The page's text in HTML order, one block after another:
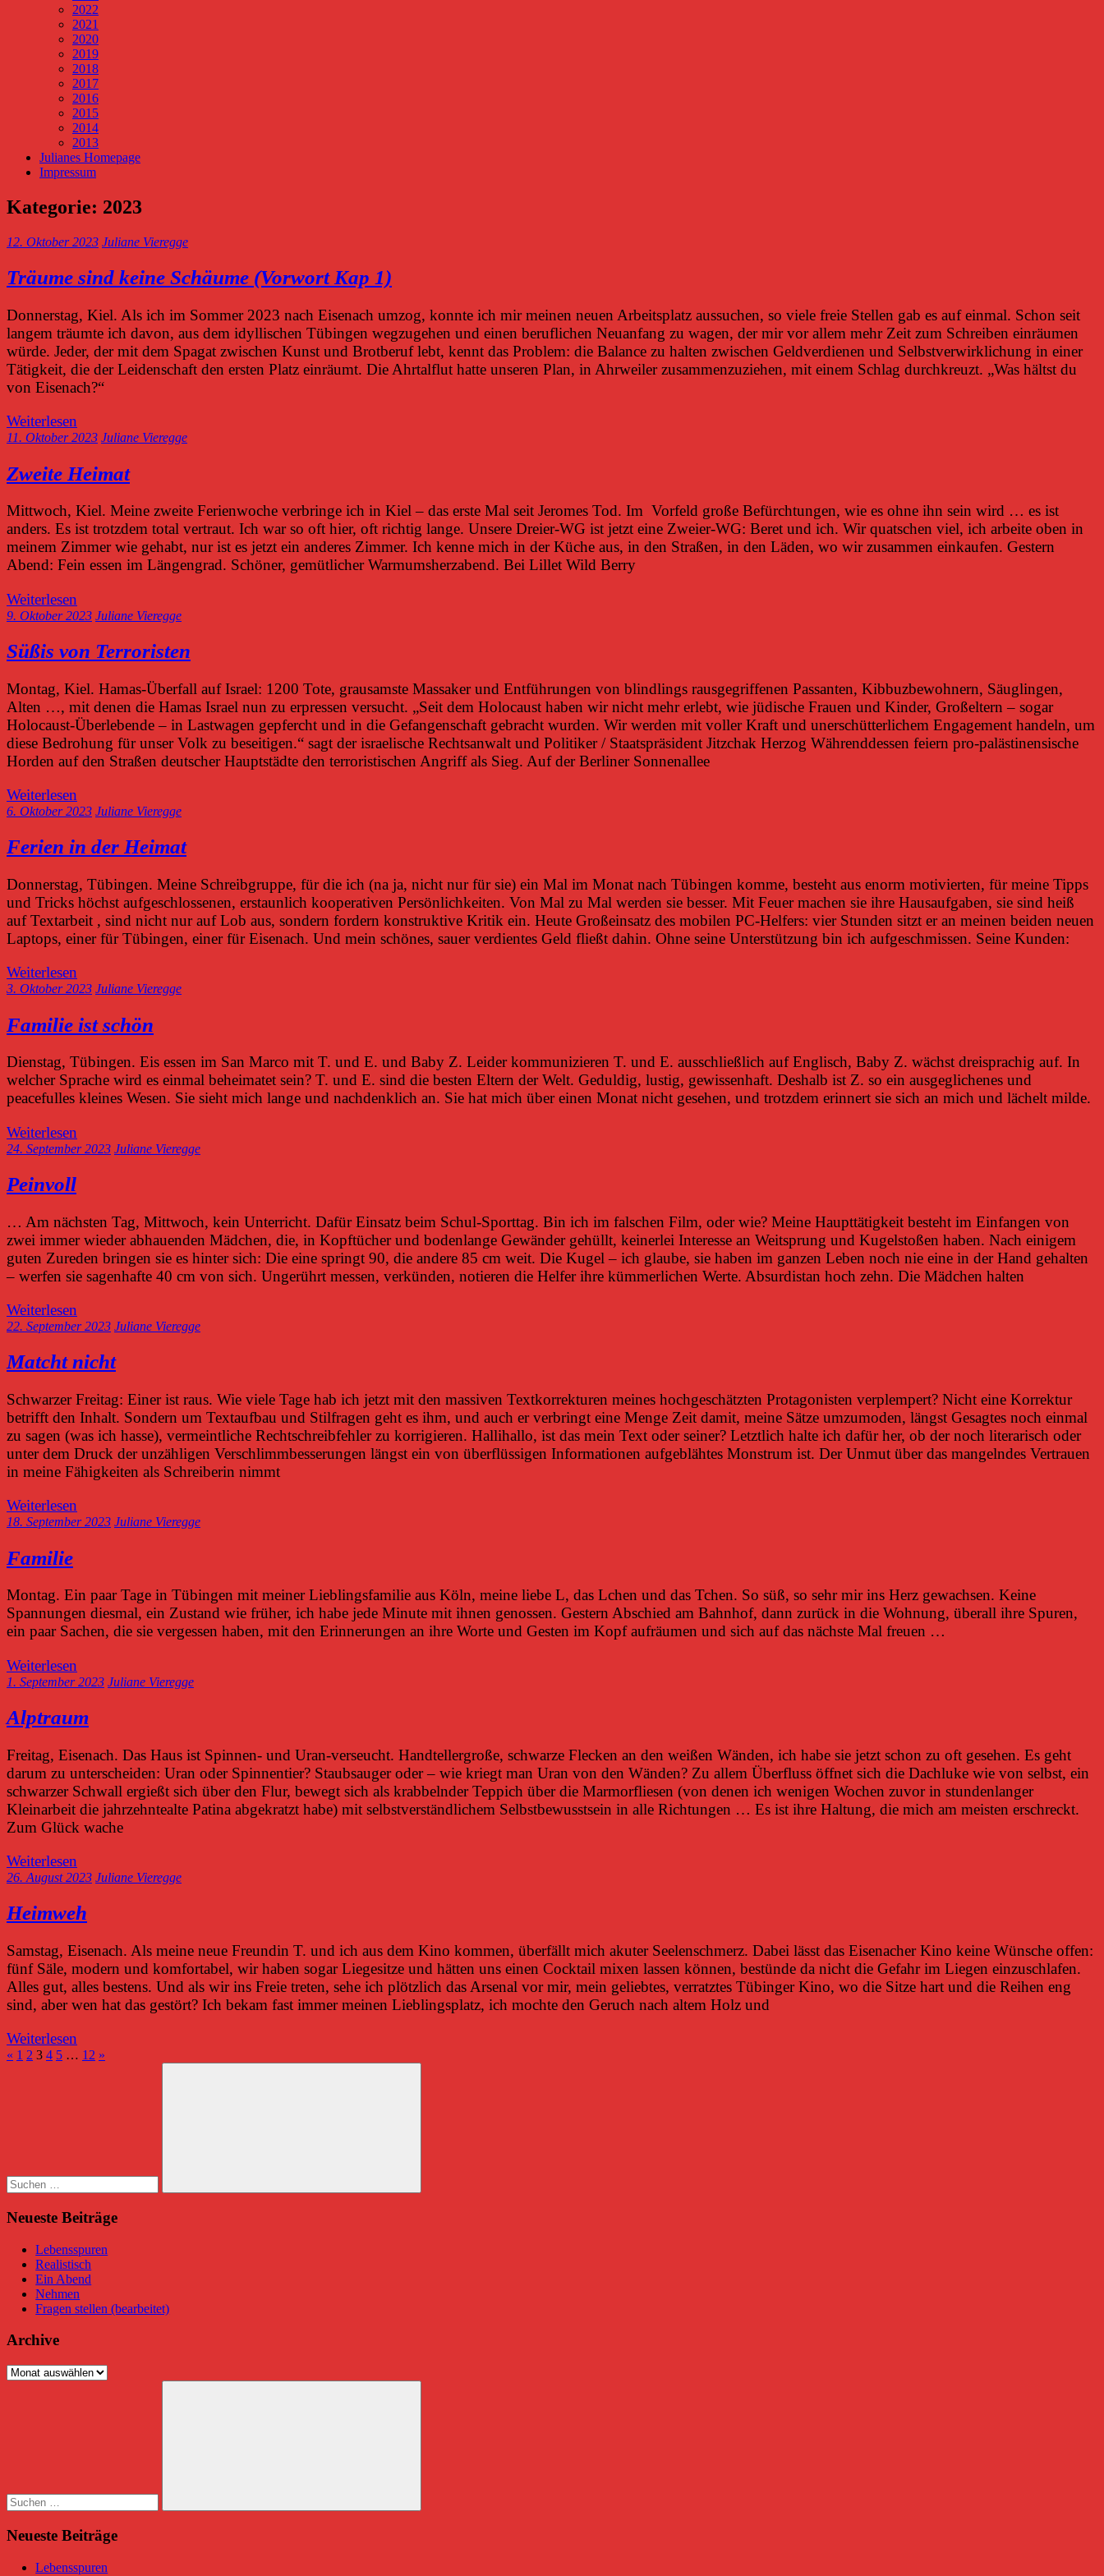
2022
2021
2020
2019
2018
2017
2016
2015
2014
2013
Julianes Homepage
Impressum
Kategorie: 2023
12. Oktober 2023 Juliane Vieregge
Träume sind keine Schäume (Vorwort Kap 1)
Donnerstag, Kiel. Als ich im Sommer 2023 nach Eisenach umzog, konnte ich mir meinen neuen Arbeitsplatz aussuchen, so viele freie Stellen gab es auf einmal. Schon seit
langem träumte ich davon, aus dem idyllischen Tübingen wegzugehen und einen beruflichen Neuanfang zu wagen, der mir vor allem mehr Zeit zum Schreiben einräumen
würde. Jeder, der mit dem Spagat zwischen Kunst und Brotberuf lebt, kennt das Problem: die Balance zu halten zwischen Geldverdienen und Selbstverwirklichung in einer
Tätigkeit, die der Leidenschaft den ersten Platz einräumt. Die Ahrtalflut hatte unseren Plan, in Ahrweiler zusammenzuziehen, mit einem Schlag durchkreuzt. „Was hältst du
von Eisenach?“
Weiterlesen
11. Oktober 2023 Juliane Vieregge
Zweite Heimat
Mittwoch, Kiel. Meine zweite Ferienwoche verbringe ich in Kiel – das erste Mal seit Jeromes Tod. Im Vorfeld große Befürchtungen, wie es ohne ihn sein wird … es ist
anders. Es ist trotzdem total vertraut. Ich war so oft hier, oft richtig lange. Unsere Dreier-WG ist jetzt eine Zweier-WG: Beret und ich. Wir quatschen viel, ich arbeite oben in
meinem Zimmer wie gehabt, nur ist es jetzt ein anderes Zimmer. Ich kenne mich in der Küche aus, in den Straßen, in den Läden, wo wir zusammen einkaufen. Gestern
Abend: Fein essen im Längengrad. Schöner, gemütlicher Warmumsherzabend. Bei Lillet Wild Berry
Weiterlesen
9. Oktober 2023 Juliane Vieregge
Süßis von Terroristen
Montag, Kiel. Hamas-Überfall auf Israel: 1200 Tote, grausamste Massaker und Entführungen von blindlings rausgegriffenen Passanten, Kibbuzbewohnern, Säuglingen,
Alten …, mit denen die Hamas Israel nun zu erpressen versucht. „Seit dem Holocaust haben wir nicht mehr erlebt, wie jüdische Frauen und Kinder, Großeltern – sogar
Holocaust-Überlebende – in Lastwagen gepfercht und in die Gefangenschaft gebracht wurden. Wir werden mit voller Kraft und unerschütterlichem Engagement handeln, um
diese Bedrohung für unser Volk zu beseitigen.“ sagt der israelische Rechtsanwalt und Politiker / Staatspräsident Jitzchak Herzog Währenddessen feiern pro-palästinensische
Horden auf den Straßen deutscher Hauptstädte den terroristischen Angriff als Sieg. Auf der Berliner Sonnenallee
Weiterlesen
6. Oktober 2023 Juliane Vieregge
Ferien in der Heimat
Donnerstag, Tübingen. Meine Schreibgruppe, für die ich (na ja, nicht nur für sie) ein Mal im Monat nach Tübingen komme, besteht aus enorm motivierten, für meine Tipps
und Tricks höchst aufgeschlossenen, erstaunlich kooperativen Persönlichkeiten. Von Mal zu Mal werden sie besser. Mit Feuer machen sie ihre Hausaufgaben, sie sind heiß
auf Textarbeit , sind nicht nur auf Lob aus, sondern fordern konstruktive Kritik ein. Heute Großeinsatz des mobilen PC-Helfers: vier Stunden sitzt er an meinen beiden neuen
Laptops, einer für Tübingen, einer für Eisenach. Und mein schönes, sauer verdientes Geld fließt dahin. Ohne seine Unterstützung bin ich aufgeschmissen. Seine Kunden:
Weiterlesen
3. Oktober 2023 Juliane Vieregge
Familie ist schön
Dienstag, Tübingen. Eis essen im San Marco mit T. und E. und Baby Z. Leider kommunizieren T. und E. ausschließlich auf Englisch, Baby Z. wächst dreisprachig auf. In
welcher Sprache wird es einmal beheimatet sein? T. und E. sind die besten Eltern der Welt. Geduldig, lustig, gewissenhaft. Deshalb ist Z. so ein ausgeglichenes und
peacefulles kleines Wesen. Sie sieht mich lange und nachdenklich an. Sie hat mich über einen Monat nicht gesehen, und trotzdem erinnert sie sich an mich und lächelt milde.
Weiterlesen
24. September 2023 Juliane Vieregge
Peinvoll
… Am nächsten Tag, Mittwoch, kein Unterricht. Dafür Einsatz beim Schul-Sporttag. Bin ich im falschen Film, oder wie? Meine Haupttätigkeit besteht im Einfangen von
zwei immer wieder abhauenden Mädchen, die, in Kopftücher und bodenlange Gewänder gehüllt, keinerlei Interesse an Weitsprung und Kugelstoßen haben. Nach einigem
guten Zureden bringen sie es hinter sich: Die eine springt 90, die andere 85 cm weit. Die Kugel – ich glaube, sie haben im ganzen Leben noch nie eine in der Hand gehalten
– werfen sie sagenhafte 40 cm von sich. Ungerührt messen, verkünden, notieren die Helfer ihre kümmerlichen Werte. Absurdistan hoch zehn. Die Mädchen halten
Weiterlesen
22. September 2023 Juliane Vieregge
Matcht nicht
Schwarzer Freitag: Einer ist raus. Wie viele Tage hab ich jetzt mit den massiven Textkorrekturen meines hochgeschätzten Protagonisten verplempert? Nicht eine Korrektur
betrifft den Inhalt. Sondern um Textaufbau und Stilfragen geht es ihm, und auch er verbringt eine Menge Zeit damit, meine Sätze umzumoden, längst Gesagtes noch einmal
zu sagen (was ich hasse), vermeintliche Rechtschreibfehler zu korrigieren. Hallihallo, ist das mein Text oder seiner? Letztlich halte ich dafür her, ob der noch literarisch oder
unter dem Druck der unzähligen Verschlimmbesserungen längst ein von überflüssigen Informationen aufgeblähtes Monstrum ist. Der Unmut über das mangelndes Vertrauen
in meine Fähigkeiten als Schreiberin nimmt
Weiterlesen
18. September 2023 Juliane Vieregge
Familie
Montag. Ein paar Tage in Tübingen mit meiner Lieblingsfamilie aus Köln, meine liebe L, das Lchen und das Tchen. So süß, so sehr mir ins Herz gewachsen. Keine
Spannungen diesmal, ein Zustand wie früher, ich habe jede Minute mit ihnen genossen. Gestern Abschied am Bahnhof, dann zurück in die Wohnung, überall ihre Spuren,
ein paar Sachen, die sie vergessen haben, mit den Erinnerungen an ihre Worte und Gesten im Kopf aufräumen und sich auf das nächste Mal freuen …
Weiterlesen
1. September 2023 Juliane Vieregge
Alptraum
Freitag, Eisenach. Das Haus ist Spinnen- und Uran-verseucht. Handtellergroße, schwarze Flecken an den weißen Wänden, ich habe sie jetzt schon zu oft gesehen. Es geht
darum zu unterscheiden: Uran oder Spinnentier? Staubsauger oder – wie kriegt man Uran von den Wänden? Zu allem Überfluss öffnet sich die Dachluke wie von selbst, ein
schwarzer Schwall ergießt sich über den Flur, bewegt sich als krabbelnder Teppich über die Marmorfliesen (von denen ich wenigen Wochen zuvor in stundenlanger
Kleinarbeit die jahrzehntealte Patina abgekratzt habe) mit selbstverständlichem Selbstbewusstsein in alle Richtungen … Es ist ihre Haltung, die mich am meisten erschreckt.
Zum Glück wache
Weiterlesen
26. August 2023 Juliane Vieregge
Heimweh
Samstag, Eisenach. Als meine neue Freundin T. und ich aus dem Kino kommen, überfällt mich akuter Seelenschmerz. Dabei lässt das Eisenacher Kino keine Wünsche offen:
fünf Säle, modern und komfortabel, wir haben sogar Liegesitze und hätten uns einen Cocktail mixen lassen können, bestünde da nicht die Gefahr im Liegen einzuschlafen.
Alles gut, alles bestens. Und als wir ins Freie treten, sehe ich plötzlich das Arsenal vor mir, mein geliebtes, verratztes Tübinger Kino, wo die Sitze hart und die Reihen eng
sind, aber wen hat das gestört? Ich bekam fast immer meinen Lieblingsplatz, ich mochte den Geruch nach altem Holz und
Weiterlesen
Seitennummerierung
« Vorherige
1 2 3 4 5 … 12 Nächste
»
Suchen
Neueste Beiträge
Lebensspuren
Realistisch
Ein Abend
Nehmen
Fragen stellen (bearbeitet)
Archive
Archive
Suchen
Neueste Beiträge
Lebensspuren